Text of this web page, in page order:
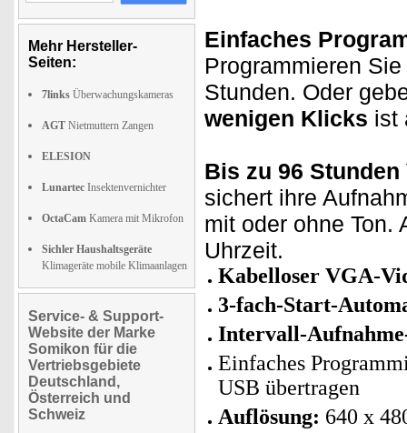
Mehr Hersteller-
Seiten:
7links Überwachungskameras
AGT Nietmuttern Zangen
ELESION
Lunartec Insektenvernichter
OctaCam Kamera mit Mikrofon
Sichler Haushaltsgeräte
Klimageräte mobile Klimaanlagen
Service- & Support-
Website der Marke
Somikon für die
Vertriebsgebiete
Deutschland,
Österreich und
Schweiz
Einfaches
Programmieren
Stunden. Oder
wenigen Klicks ist
Bis zu 96
sichert ihre
mit oder ohne Ton.
Uhrzeit.
Kabelloser VGA-
3-fach-Start-
Intervall-
Einfaches
USB übertragen
Auflösung: 640 x